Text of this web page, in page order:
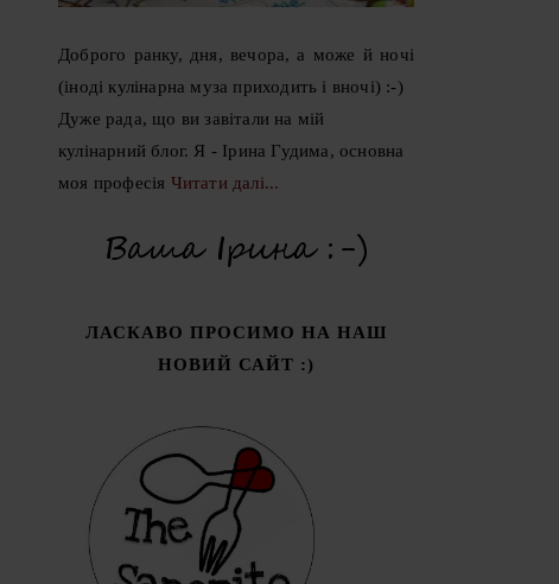
Доброго ранку, дня, вечора, а може й ночі
(іноді кулінарна муза приходить і вночі) :-)
Дуже рада, що ви завітали на мій
кулінарний блог. Я - Ірина Гудима, основна
моя професія Читати далі...
ЛАСКАВО ПРОСИМО НА НАШ
НОВИЙ САЙТ :)